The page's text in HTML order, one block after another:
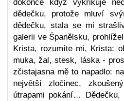
dokonce když vykřikuje
dědečku, protože mluví
dědečku, stala se mi
galerii ve Španělsku,
Krista, rozumíte mi, Krista:
muka, žal, stesk, láska -
zčistajasna mě to napadlo:
největší zločinec,
útrapami pokání…